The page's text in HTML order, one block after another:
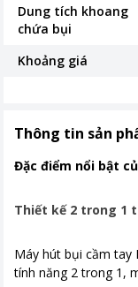
Dung tích khoang
chứa bụi
Khoảng giá
Thông tin sản
Đặc điểm nổi bật
Thiết kế 2 trong 1
Máy hút bụi cầm tay
tính năng 2 trong 1,